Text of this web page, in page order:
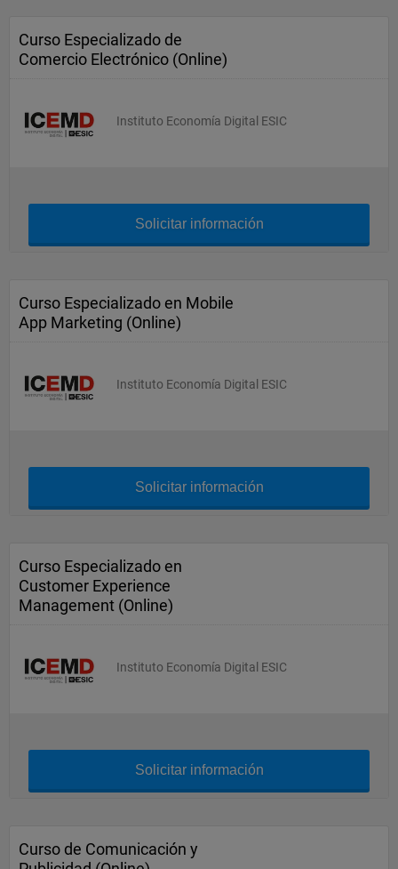
Curso Especializado de
Comercio Electrónico (Online)
Instituto Economía Digital ESIC
Solicitar información
Curso Especializado en Mobile
App Marketing (Online)
Instituto Economía Digital ESIC
Solicitar información
Curso Especializado en
Customer Experience
Management (Online)
Instituto Economía Digital ESIC
Solicitar información
Curso de Comunicación y